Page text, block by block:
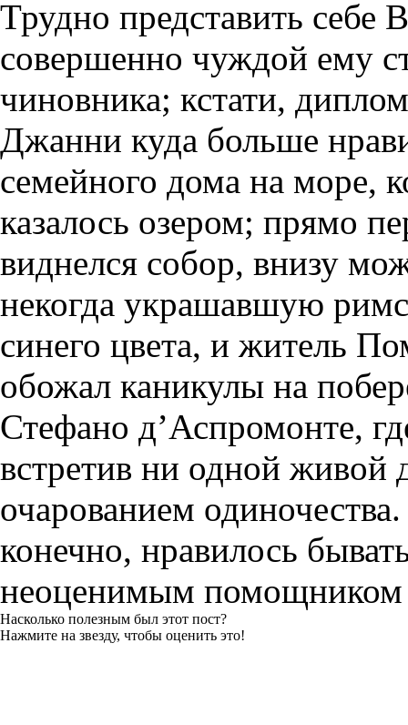
Трудно представить себе
совершенно чуждой ему
чиновника; кстати,
Джанни куда больше
семейного дома на море,
казалось озером; прямо
виднелся собор, внизу
некогда украшавшую
синего цвета, и житель
обожал каникулы на
Стефано д’Аспромонте,
встретив ни одной живой
очарованием
конечно, нравилось
неоценимым помощником
Насколько полезным был этот пост?
Нажмите на звезду, чтобы оценить это!